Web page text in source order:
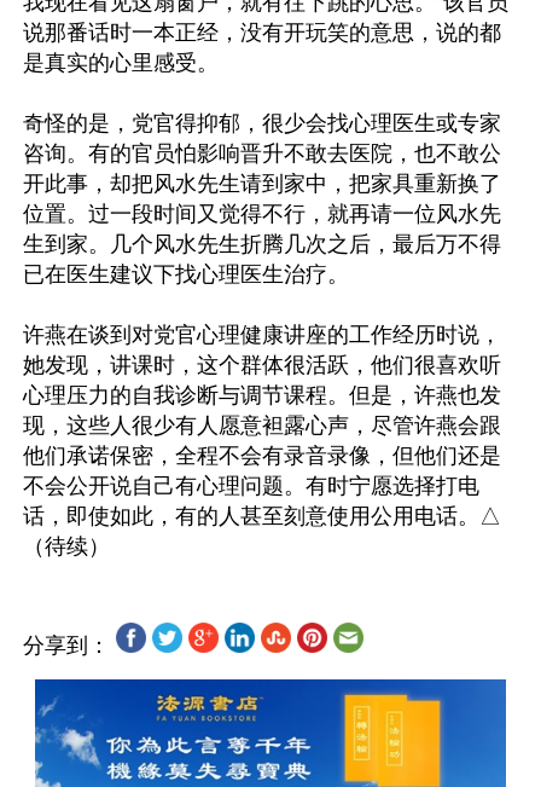
说那番话时一本正经，没有开玩笑的意思，说的都
是真实的心里感受。
奇怪的是，党官得抑郁，很少会找心理医生或专家
咨询。有的官员怕影响晋升不敢去医院，也不敢公
开此事，却把风水先生请到家中，把家具重新换了
位置。过一段时间又觉得不行，就再请一位风水先
生到家。几个风水先生折腾几次之后，最后万不得
已在医生建议下找心理医生治疗。
许燕在谈到对党官心理健康讲座的工作经历时说，
她发现，讲课时，这个群体很活跃，他们很喜欢听
心理压力的自我诊断与调节课程。但是，许燕也发
现，这些人很少有人愿意袒露心声，尽管许燕会跟
他们承诺保密，全程不会有录音录像，但他们还是
不会公开说自己有心理问题。有时宁愿选择打电
话，即使如此，有的人甚至刻意使用公用电话。△
分享到：